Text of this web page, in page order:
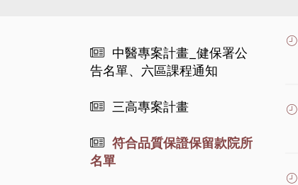
中醫專案計畫_健保署公
告名單、六區課程通知
三高專案計畫
符合品質保證保留款院所
名單